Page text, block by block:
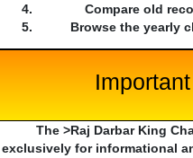
Compare old
Browse the yearly
The >Raj Darbar King
exclusively for informational